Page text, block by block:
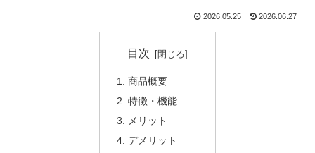
2026.05.25 2026.06.27
目次
商品概要
特徴・機能
メリット
デメリット